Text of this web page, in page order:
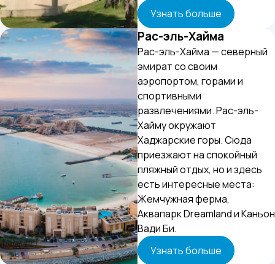
Узнать больше
Рас-эль-Хайма
Рас-эль-Хайма — северный
эмират со своим
аэропортом, горами и
спортивными
развлечениями. Рас-эль-
Хайму окружают
Хаджарские горы. Сюда
приезжают на спокойный
пляжный отдых, но и здесь
есть интересные места:
Жемчужная ферма,
Аквапарк Dreamland и Каньон
Вади Би.
Узнать больше